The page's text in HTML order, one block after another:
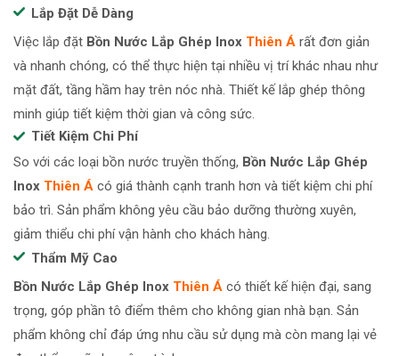
Lắp Đặt Dễ Dàng
Việc lắp đặt Bồn Nước Lắp Ghép Inox Thiên Á rất đơn giản
và nhanh chóng, có thể thực hiện tại nhiều vị trí khác nhau như
mặt đất, tầng hầm hay trên nóc nhà. Thiết kế lắp ghép thông
minh giúp tiết kiệm thời gian và công sức.
Tiết Kiệm Chi Phí
So với các loại bồn nước truyền thống, Bồn Nước Lắp Ghép
Inox Thiên Á có giá thành cạnh tranh hơn và tiết kiệm chi phí
bảo trì. Sản phẩm không yêu cầu bảo dưỡng thường xuyên,
giảm thiểu chi phí vận hành cho khách hàng.
Thẩm Mỹ Cao
Bồn Nước Lắp Ghép Inox Thiên Á có thiết kế hiện đại, sang
trọng, góp phần tô điểm thêm cho không gian nhà bạn. Sản
phẩm không chỉ đáp ứng nhu cầu sử dụng mà còn mang lại vẻ